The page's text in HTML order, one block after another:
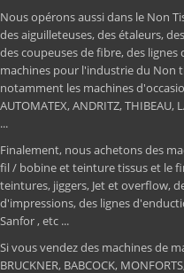
Nous opérons aussi dans le Non
des aiguilleteuses, des étaleurs,
des coupeuses de fibre, des
machines pour l'industrie du Non
notamment les machines
AUTOMATEX, ANDRITZ, THIBEAU,
...
Finalement, nous achetons des
fil / bobine et teinture tissus et le
teintures, jiggers, Jet et overflow,
d'impressions, des lignes
Sanfor , etc ...
Si vous vendez des machines de
BRUCKNER, BABCOCK,